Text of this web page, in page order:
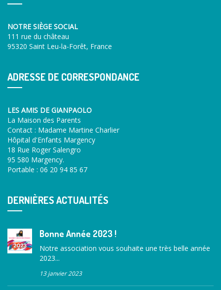
NOTRE SIÈGE SOCIAL
111 rue du château
95320 Saint Leu-la-Forêt, France
ADRESSE DE CORRESPONDANCE
LES AMIS DE GIANPAOLO
La Maison des Parents
Contact : Madame Martine Charlier
Hôpital d'Enfants Margency
18 Rue Roger Salengro
95 580 Margency.
Portable : 06 20 94 85 67
DERNIÈRES ACTUALITÉS
Bonne Année 2023 !
Notre association vous souhaite une très belle année
2023...
13 janvier 2023